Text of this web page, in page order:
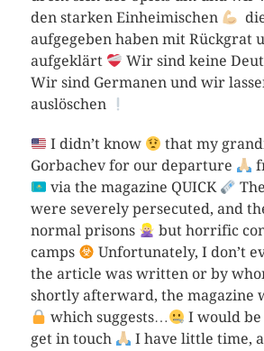
den starken Einheimischen
aufgegeben haben mit Rückgrat
aufgeklärt
Wir sind keine
Wir sind Germanen und wir
auslöschen
I didn’t know that my
Gorbachev for our departure
via the magazine QUICK
were severely persecuted, and
normal prisons
but horrific
camps
Unfortunately, I don’t
the article was written or by
shortly afterward, the magazine
which suggests…
I would
get in touch
I have little time,